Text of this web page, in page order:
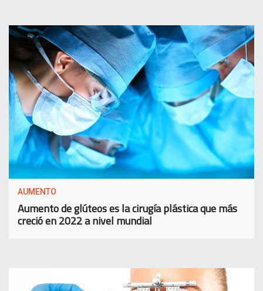
AUMENTO
Aumento de glúteos es la cirugía plástica que más
creció en 2022 a nivel mundial